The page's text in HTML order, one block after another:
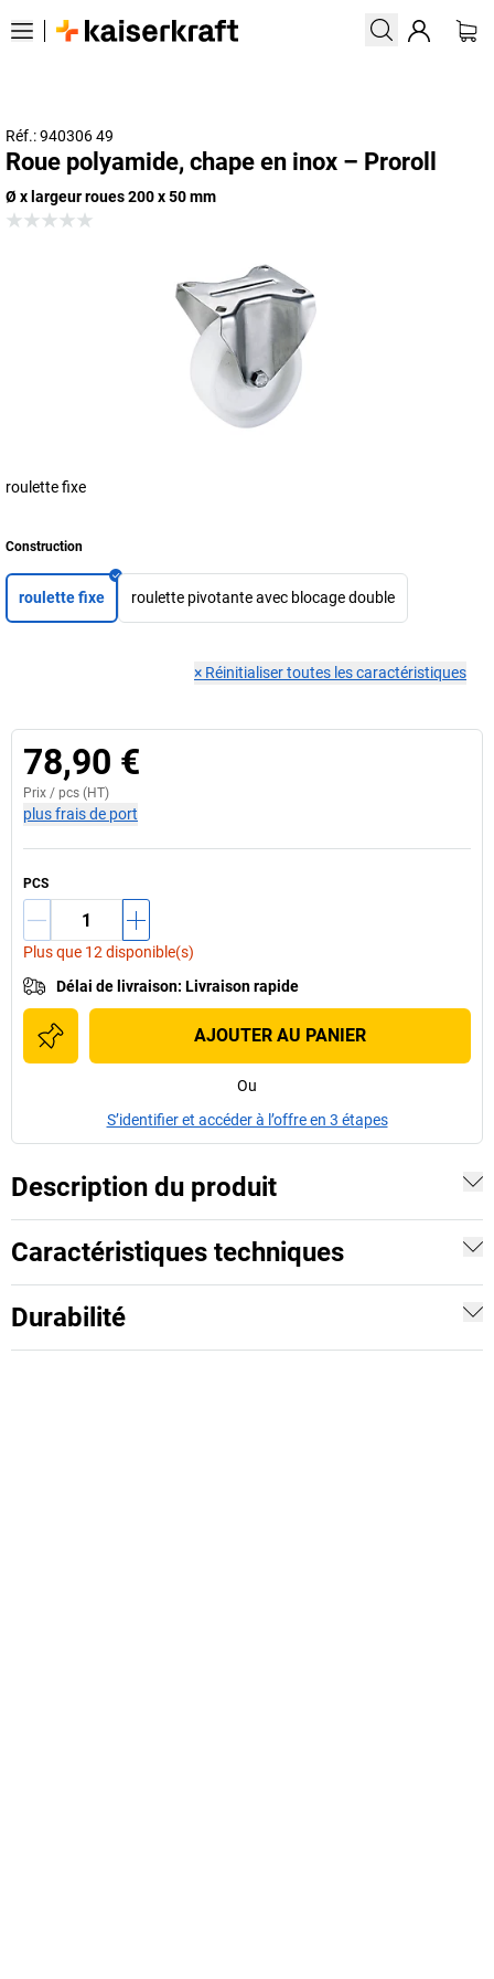
Réf.: 940306 49
Roue polyamide, chape en inox – Proroll
Ø x largeur roues 200 x 50 mm
roulette fixe
Construction
roulette fixe roulette pivotante avec blocage double
× Réinitialiser toutes les caractéristiques
78,90 €
Prix / pcs (HT)
plus frais de port
PCS
Plus que 12 disponible(s)
Délai de livraison: Livraison rapide
AJOUTER AU PANIER
Ou
S’identifier et accéder à l’offre en 3 étapes
Description du produit
Caractéristiques techniques
Durabilité